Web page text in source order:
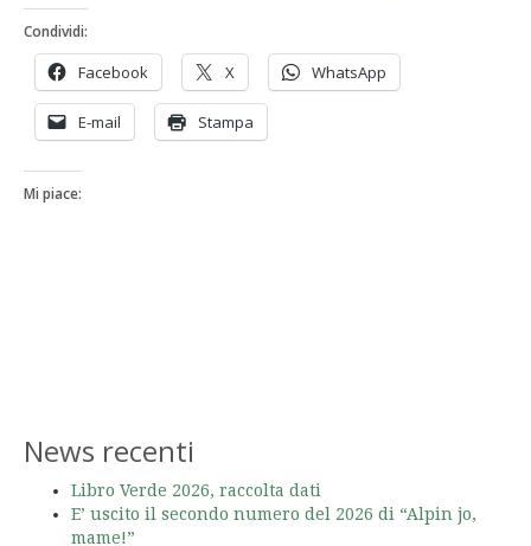
Condividi:
Facebook X WhatsApp
E-mail Stampa
Mi piace:
News recenti
Libro Verde 2026, raccolta dati
E’ uscito il secondo numero del 2026 di “Alpin jo,
mame!”